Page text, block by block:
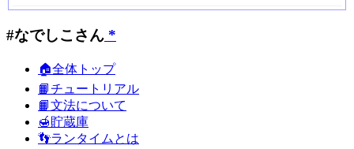
#なでしこさん *
🏠全体トップ
📙チュートリアル
📙文法について
🍯貯蔵庫
👣ランタイムとは